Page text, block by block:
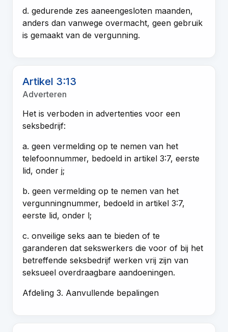
d. gedurende zes aaneengesloten maanden,
anders dan vanwege overmacht, geen gebruik
is gemaakt van de vergunning.
Artikel 3:13
Adverteren
Het is verboden in advertenties voor een
seksbedrijf:
a. geen vermelding op te nemen van het
telefoonnummer, bedoeld in artikel 3:7, eerste
lid, onder j;
b. geen vermelding op te nemen van het
vergunningnummer, bedoeld in artikel 3:7,
eerste lid, onder l;
c. onveilige seks aan te bieden of te
garanderen dat sekswerkers die voor of bij het
betreffende seksbedrijf werken vrij zijn van
seksueel overdraagbare aandoeningen.
Afdeling 3. Aanvullende bepalingen